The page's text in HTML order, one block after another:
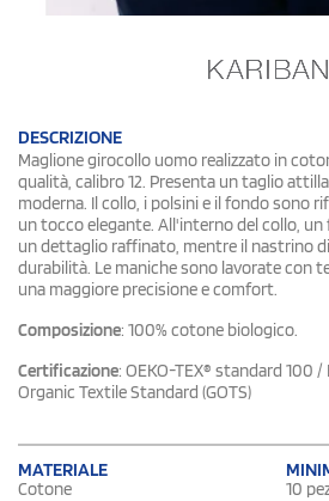
DESCRIZIONE
Maglione girocollo uomo realizzato in
qualità, calibro 12. Presenta un taglio
moderna. Il collo, i polsini e il fondo sono
un tocco elegante. All'interno del collo,
un dettaglio raffinato, mentre il nastrino
durabilità. Le maniche sono lavorate con
una maggiore precisione e comfort.
Composizione: 100% cotone biologico.
Certificazione: OEKO-TEX® standard 100 /
Organic Textile Standard (GOTS)
MATERIALE
Cotone 10